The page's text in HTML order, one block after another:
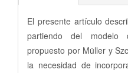
El presente artículo
partiendo del modelo
propuesto por Müller y
la necesidad de